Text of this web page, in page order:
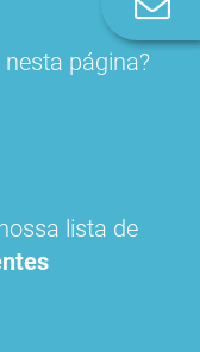
página?
lista de